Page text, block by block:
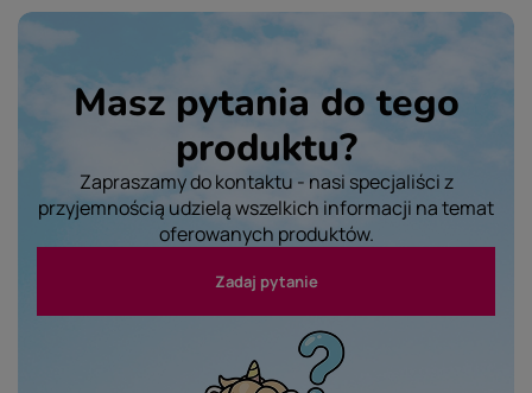
Masz pytania do tego
produktu?
Zapraszamy do kontaktu - nasi specjaliści z
przyjemnością udzielą wszelkich informacji na temat
oferowanych produktów.
Zadaj pytanie